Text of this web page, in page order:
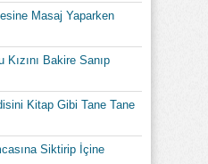
Masaj Yaparken
Bakire Sanıp
Kitap Gibi Tane Tane
Siktirip İçine